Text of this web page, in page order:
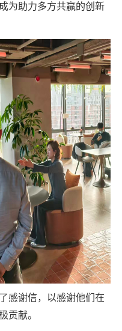
为助力多方共赢的创新
感谢信，以感谢他们在
贡献。